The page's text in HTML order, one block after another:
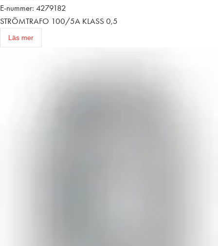
E-nummer: 4279182
STRÖMTRAFO 100/5A KLASS 0,5
Läs mer